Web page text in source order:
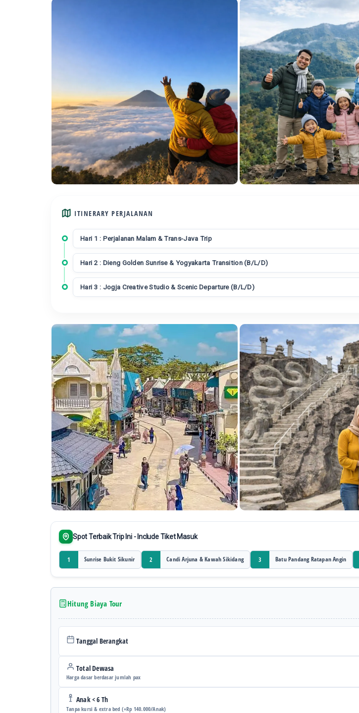
ITINERARY PERJALANAN
Hari 1 : Perjalanan Malam & Trans-Java Trip
Hari 2 : Dieng Golden Sunrise & Yogyakarta Transition (B/L/D)
Hari 3 : Jogja Creative Studio & Scenic Departure (B/L/D)
Spot Terbaik Trip Ini - Include Tiket Masuk
1 Sunrise Bukit Sikunir 2 Candi Arjuna & Kawah Sikidang 3 Batu Pandang Ratapan Angin
Hitung Biaya Tour
Tanggal Berangkat
Total Dewasa
Harga dasar berdasar jumlah pax
Anak < 6 Th
Tanpa kursi & extra bed (+Rp 140.000/Anak)